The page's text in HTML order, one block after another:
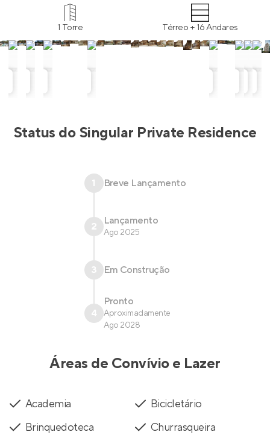
1 Torre Térreo + 16 Andares
Status doSingular Private Residence
1 Breve Lançamento
2 Lançamento
Ago 2025
3 Em Construção
4
Pronto
Aproximadamente
Ago 2028
Áreas de Convívio e Lazer
Academia
Bicicletário
Brinquedoteca
Churrasqueira